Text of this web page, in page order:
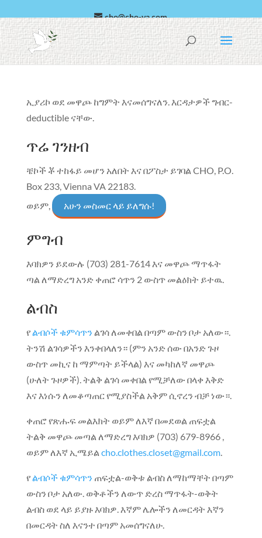
cho@cho-va.com
አረብኛ
Español
ኢያሪኮ ወደ መዋጮ ከግምት እናመሰግናለን. እርዳታዎች ግብር-
deductible ናቸው.
ጥሬ ገንዘብ
ቼኮች ቾ ተከፋይ መሆን አለበት እና በፖስታ ይገባል CHO, P.O.
Box 233, Vienna VA 22183.
ወይም,
አሁን መስመር ላይ ይለግሱ!
ምግብ
እባክዎን ይደውሉ (703) 281-7614 እና መዋጮ ማጥፋት
ጣል ለማድረግ አንድ ቀጠሮ ሳጥን 2 ውስጥ መልዕክት ይተዉ.
ልብስ
የልብሶች ቁምሳጥንልገሳ ለመቀበል በጣም ውስን ቦታ አለው።.
ትንሽ ልገሳዎችን እንቀበላለን። (ምን አንድ ሰው በአንድ ጉዞ
ውስጥ መኪና ከ ማምጣት ይችላል) እና መካከለኛ መዋጮ
(ሁለት ጉዞዎች). ትልቅ ልገሳ መቀበል የሚቻለው በላቀ እቅድ
እና እነሱን ለመቆጣጠር የሚያስችል አቅም ሲኖረን ብቻ ነው።.
ቀጠሮ የጽሑፍ መልእክት ወይም ለእኛ በመደወል ጠፍቷል
ትልቅ መዋጮ መጣል ለማድረግ እባክዎ (703) 679-8966 ,
ወይም ለእኛ ኢሜይል cho.clothes.closet@gmail.com.
የልብሶች ቁምሳጥንጠፍቷል-ወቅቱ ልብስ ለማከማቸት በጣም
ውስን ቦታ አለው. ወቅቶችን ለውጥ ድረስ ማጥፋት-ወቅት
ልብስ ወደ ላይ ይያዙ እባክዎ. እኛም ሌሎችን ለመርዳት እኛን
በመርዳት ስለ እናንተ በጣም አመሰግናለሁ.